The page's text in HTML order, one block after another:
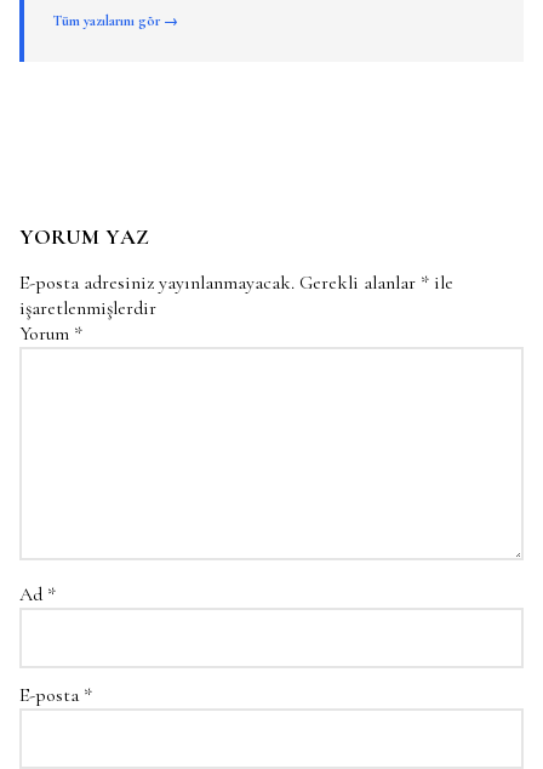
Tüm yazılarını gör →
YORUM YAZ
E-posta adresiniz yayınlanmayacak. Gerekli alanlar * ile
işaretlenmişlerdir
Yorum *
Ad *
E-posta *